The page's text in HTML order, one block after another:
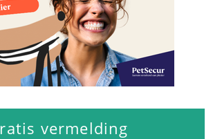
vermelding